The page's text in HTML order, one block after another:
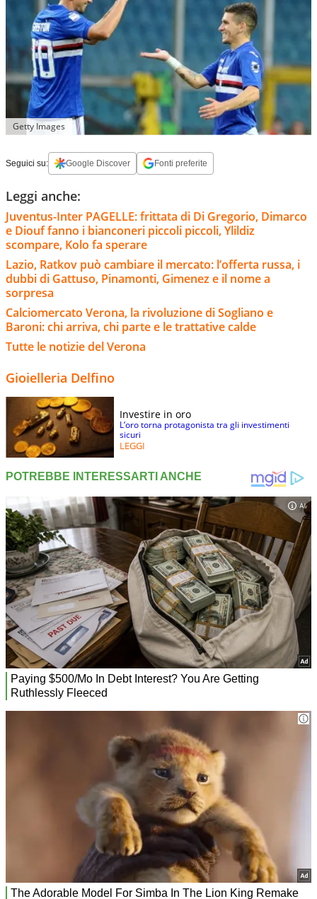
Getty Images
Seguici su: Google Discover Fonti preferite
Leggi anche:
Juventus-Inter PAGELLE: frittata di Di Gregorio, Dimarco
e Diouf fanno i bianconeri piccoli piccoli, Ylildiz
scompare, Kolo fa sperare
Lazio, Ratkov può cambiare il mercato: l’offerta russa, i
dubbi di Gattuso, Pinamonti, Gimenez e il nome a
sorpresa
Calciomercato Verona, la rivoluzione di Sogliano e
Baroni: chi arriva, chi parte e le trattative calde
Tutte le notizie del Verona
Gioielleria Delfino
Investire in oro
L’oro torna protagonista tra gli investimenti
sicuri
LEGGI